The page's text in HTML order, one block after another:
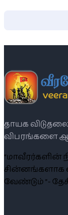
தாயக
விபரங்களை
“மாவீரர்களின்
சின்னங்களாக
வேண்டும் ”-